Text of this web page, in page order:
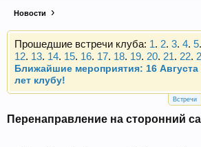
Новости
12.13.14.15.16.17.18.19.20.21.22.
Ближайшие мероприятия: 16 Августа
лет клубу!
Внимание, новые участники нашего
Основное общение происходит в
Чип-тюнинг (прошивка)
Встречи
Перенаправление на сторонний